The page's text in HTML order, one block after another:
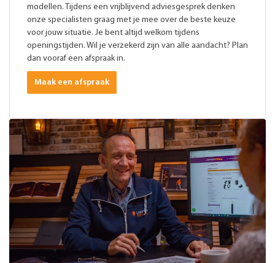
modellen. Tijdens een vrijblijvend adviesgesprek denken
onze specialisten graag met je mee over de beste keuze
voor jouw situatie. Je bent altijd welkom tijdens
openingstijden. Wil je verzekerd zijn van alle aandacht? Plan
dan vooraf een afspraak in.
Maak een afspraak